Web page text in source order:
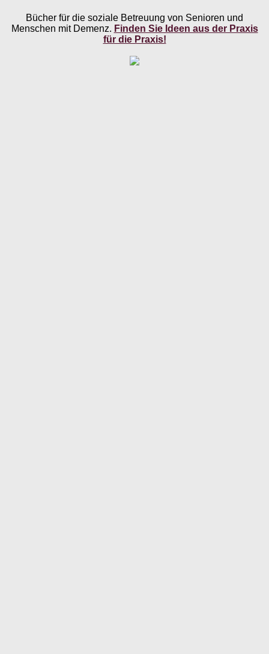
Bücher für die soziale Betreuung von Senioren und
Menschen mit Demenz. Finden Sie Ideen aus der Praxis
für die Praxis!